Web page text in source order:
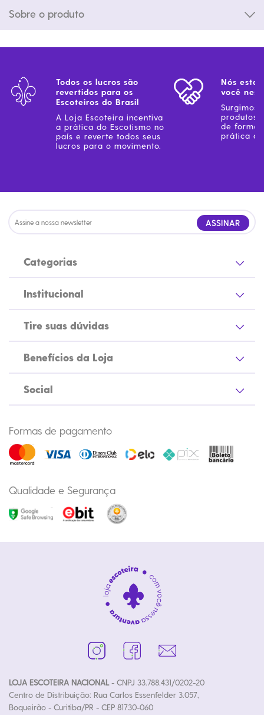
Sobre o produto
Todos os lucros são
revertidos para os
Escoteiros do Brasil
A Loja Escoteira incentiva
a prática do Escotismo no
país e reverte todos seus
lucros para o movimento.
Nós
você
Surgimos
produtos
de forma
prática
ASSINAR
Categorias
Institucional
Tire suas dúvidas
Benefícios da Loja
Social
Formas de pagamento
Qualidade e Segurança
LOJA ESCOTEIRA NACIONAL- CNPJ 33.788.431/0202-20
Centro de Distribuição: Rua Carlos Essenfelder 3.057,
Boqueirão - Curitiba/PR - CEP 81730-060